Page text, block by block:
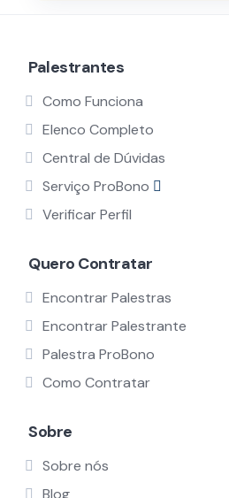
Palestrantes
Como Funciona
Elenco Completo
Central de Dúvidas
Serviço ProBono
Verificar Perfil
Quero Contratar
Encontrar Palestras
Encontrar Palestrante
Palestra ProBono
Como Contratar
Sobre
Sobre nós
Blog